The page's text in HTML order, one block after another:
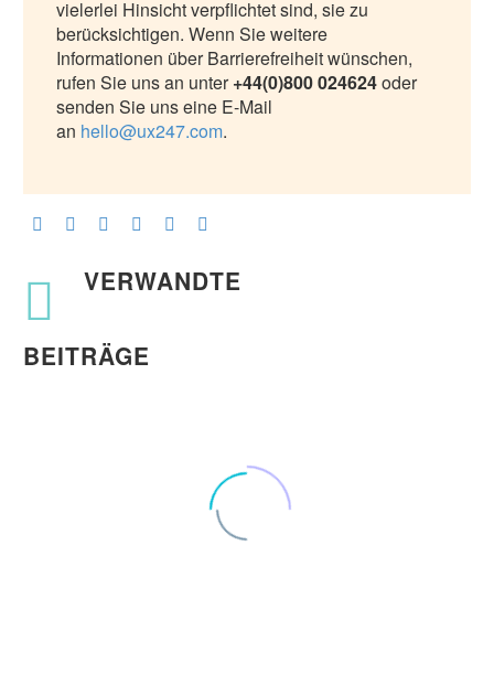
vielerlei Hinsicht verpflichtet sind, sie zu
berücksichtigen. Wenn Sie weitere
Informationen über Barrierefreiheit wünschen,
rufen Sie uns an unter+44(0)800 024624oder
senden Sie uns eine E-Mail
an hello@ux247.com.
VERWANDTE
BEITRÄGE